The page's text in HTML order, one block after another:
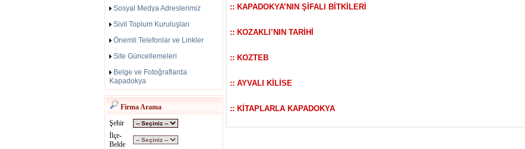
Sosyal Medya Adreslerimiz
Sivil Toplum Kuruluşları
Önemli Telefonlar ve Linkler
Site Güncellemeleri
Belge ve Fotoğraflarda
Kapadokya
Firma Arama
Şehir
İlçe-
Belde
:: KAPADOKYA’NIN ŞİFALI BİTKİLERİ
:: KOZAKLI’NIN TARİHİ
:: KOZTEB
:: AYVALI KİLİSE
:: KİTAPLARLA KAPADOKYA